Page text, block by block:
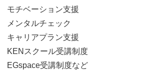
モチベーション支援
メンタルチェック
キャリアプラン支援
KENスクール受講制度
EGspace受講制度など